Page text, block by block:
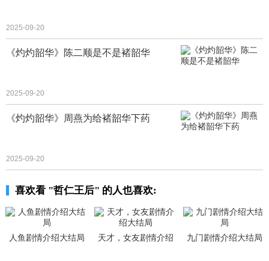
2025-09-20
《灼灼韶华》陈二顺是不是褚韶华
2025-09-20
《灼灼韶华》周燕为给褚韶华下药
2025-09-20
喜欢看 "哲仁王后" 的人也喜欢:
人鱼剧情介绍大结局
天才，女友剧情介绍
九门剧情介绍大结局